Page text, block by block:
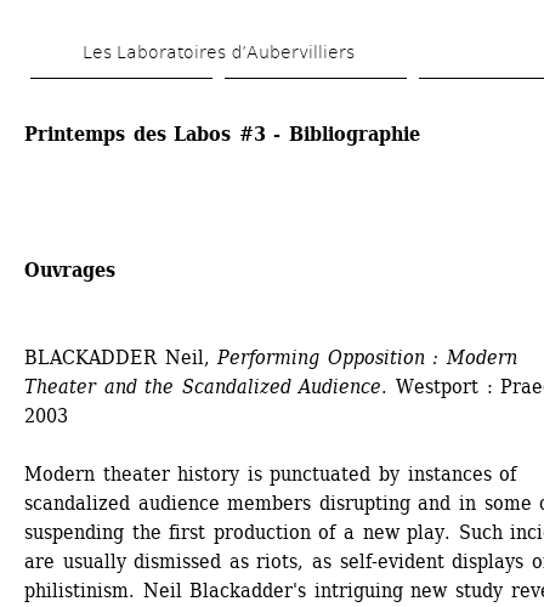
to
content
Les Laboratoires d’Aubervilliers
Printemps des Labos #3 - Bibliographie
Ouvrages
BLACKADDER Neil, Performing Opposition : Modern
Theater and the Scandalized Audience. Westport :
2003
Modern theater history is punctuated by instances of
scandalized audience members disrupting and in some
suspending the first production of a new play. Such
are usually dismissed as riots, as self-evident displays
philistinism. Neil Blackadder's intriguing new study